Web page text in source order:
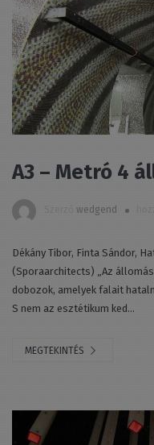
A3 – Metró 4
wedgend
Dékány Tibor, Finta Sándor,
(Sporaarchitects) „Az
dobozok, amelyek falait
S nem az esztétikum ked...
MEGTEKINTÉS